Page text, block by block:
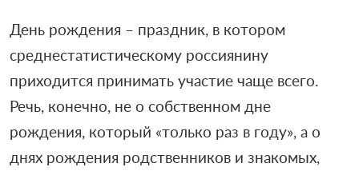
День рождения – праздник, в котором
среднестатистическому россиянину
приходится принимать участие чаще всего.
Речь, конечно, не о собственном дне
рождения, который «только раз в году», а о
днях рождения родственников и знакомых,